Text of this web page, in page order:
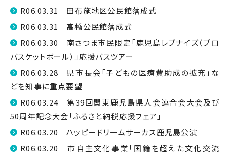
R06.03.31 田布施地区公民館落成式
R06.03.31 高橋公民館落成式
R06.03.30 南さつま市民限定「鹿児島レブナイズ（プロ
バスケットボール）」応援バスツアー
R06.03.28 県市長会「子どもの医療費助成の拡充」な
どを知事に重点要望
R06.03.24 第39回関東鹿児島県人会連合会大会及び
50周年記念大会「ふるさと納税応援フェア」
R06.03.20 ハッピードリームサーカス鹿児島公演
R06.03.20 市自主文化事業「国籍を超えた文化交流